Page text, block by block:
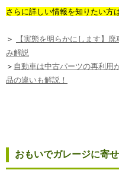
さらに詳しい情報を知りたい方
＞
【実態を明らかにします】
み解説
＞ 自動車は中古パーツの再利用
品の違いも解説！
おもいでガレージに寄